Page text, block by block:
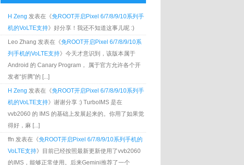
H Zeng 发表在《免ROOT开启Pixel 6/7/8/9/10系列手
机的VoLTE支持》好分享！我还不知道这事儿呢 :)
Leo Zhang 发表在《免ROOT开启Pixel 6/7/8/9/10系
列手机的VoLTE支持》今天才意识到，该版本属于
Android 的 Canary Program， 属于官方允许各个开
发者“折腾”的 [...]
H Zeng 发表在《免ROOT开启Pixel 6/7/8/9/10系列手
机的VoLTE支持》谢谢分享 :) TurboIMS 是在
vvb2060 的 IMS 的基础上发展起来的。你用了如果觉
得好，麻 [...]
ffn 发表在《免ROOT开启Pixel 6/7/8/9/10系列手机的
VoLTE支持》目前已经按照最新更新使用了vvb2060
的IMS，能够正常使用。后来Gemini推荐了一个